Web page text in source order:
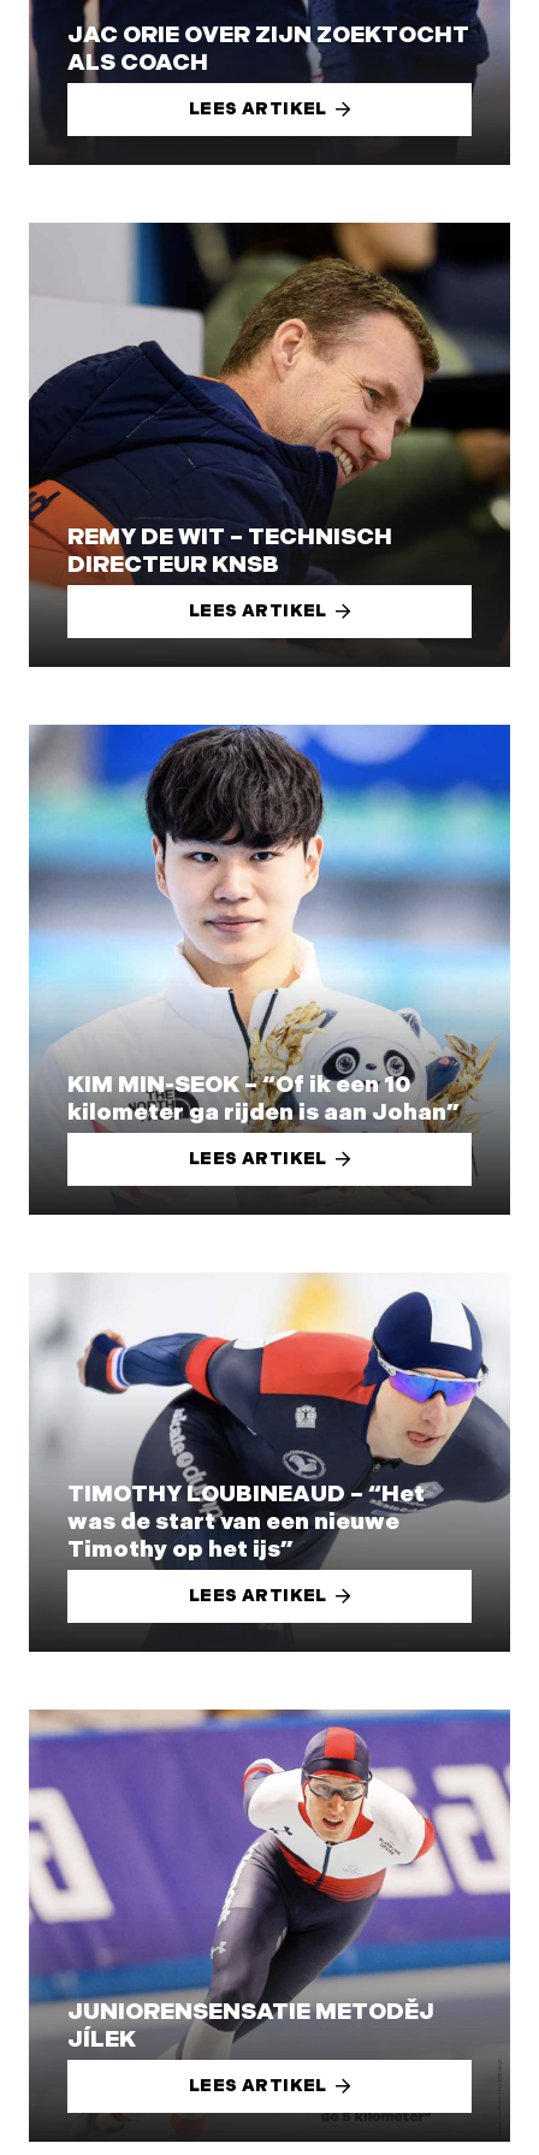
JAC ORIE OVER ZIJN ZOEKTOCHT
ALS COACH
LEES ARTIKEL
REMY DE WIT – TECHNISCH
DIRECTEUR KNSB
LEES ARTIKEL
KIM MIN-SEOK – “Of ik een 10
kilometer ga rijden is aan Johan”
LEES ARTIKEL
TIMOTHY LOUBINEAUD – “Het
was de start van een nieuwe
Timothy op het ijs”
LEES ARTIKEL
JUNIORENSENSATIE METODĚJ
JÍLEK
LEES ARTIKEL